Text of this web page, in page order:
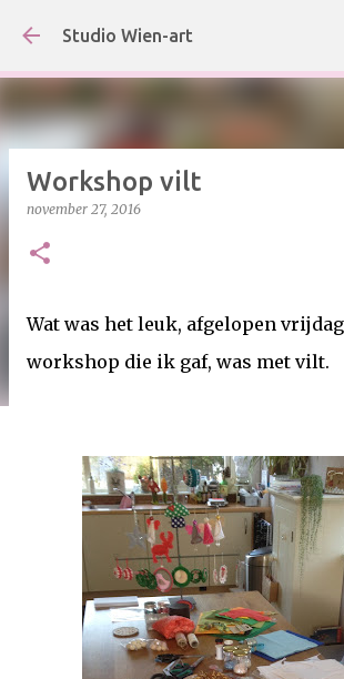
Doorgaan naar
Studio Wien-art
Workshop vilt
november 27, 2016
Wat was het leuk, afgelopen
workshop die ik gaf, was met vilt.